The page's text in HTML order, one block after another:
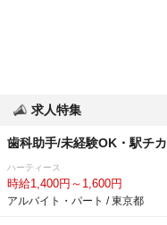
求人特集
歯科助手/未経験OK・駅チカ
ハーティース
時給1,400円～1,600円
アルバイト・パート / 東京都